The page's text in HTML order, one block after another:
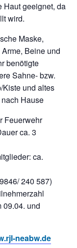
Haut geeignet, da
wird.
Maske,
Beine und
benötigte
Sahne- bzw.
Kiste und altes
Hause
Feuerwehr
ca. 3
ca.
240 587)
09.04. und
neabw.de